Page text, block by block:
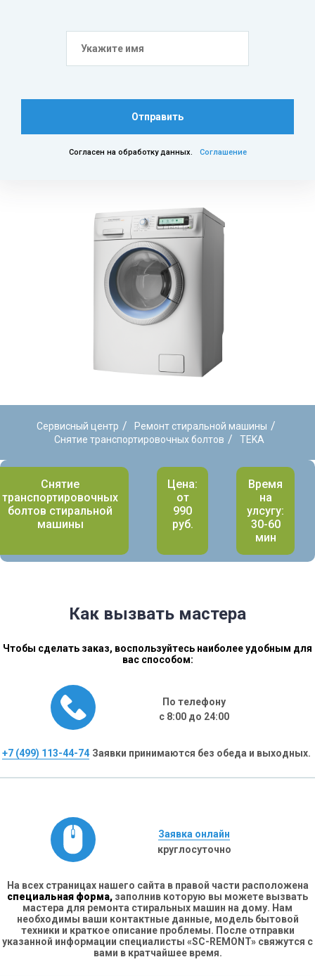
Отправить
Согласен на обработку данных. Соглашение
Сервисный центр / Ремонт стиральной машины /
Снятие транспортировочных болтов / TEKA
Снятие
транспортировочных
болтов стиральной
машины
Цена:
от
990
руб.
Время
на
улсугу:
30-60
мин
Как вызвать мастера
Чтобы сделать заказ, воспользуйтесь наиболее удобным для
вас способом:
По телефону
с 8:00 до 24:00
+7 (499) 113-44-74 Заявки принимаются без обеда и выходных.
Заявка онлайн
круглосуточно
На всех страницах нашего сайта в правой части расположена
специальная форма, заполнив которую вы можете вызвать
мастера для ремонта стиральных машин на дому. Нам
необходимы ваши контактные данные, модель бытовой
техники и краткое описание проблемы. После отправки
указанной информации специалисты «SC-REMONT» свяжутся с
вами в кратчайшее время.